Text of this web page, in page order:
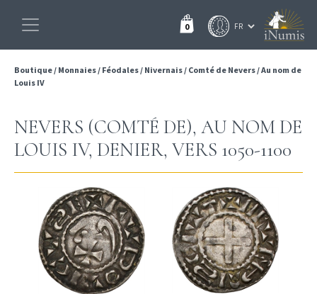
0
Boutique/ Monnaies/ Féodales/ Nivernais/ Comté de Nevers/Au nom de
Louis IV
NEVERS (COMTÉ DE), AU NOM DE
LOUIS IV, DENIER, VERS 1050-1100